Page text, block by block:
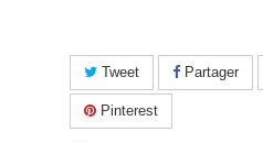
Tweet Partager
Pinterest